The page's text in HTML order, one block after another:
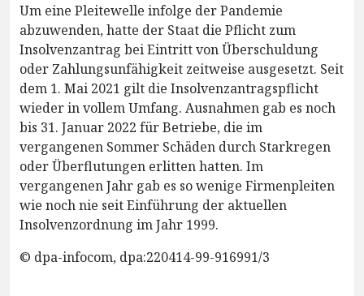
Um eine Pleitewelle infolge der Pandemie
abzuwenden, hatte der Staat die Pflicht zum
Insolvenzantrag bei Eintritt von Überschuldung
oder Zahlungsunfähigkeit zeitweise ausgesetzt. Seit
dem 1. Mai 2021 gilt die Insolvenzantragspflicht
wieder in vollem Umfang. Ausnahmen gab es noch
bis 31. Januar 2022 für Betriebe, die im
vergangenen Sommer Schäden durch Starkregen
oder Überflutungen erlitten hatten. Im
vergangenen Jahr gab es so wenige Firmenpleiten
wie noch nie seit Einführung der aktuellen
Insolvenzordnung im Jahr 1999.
© dpa-infocom, dpa:220414-99-916991/3